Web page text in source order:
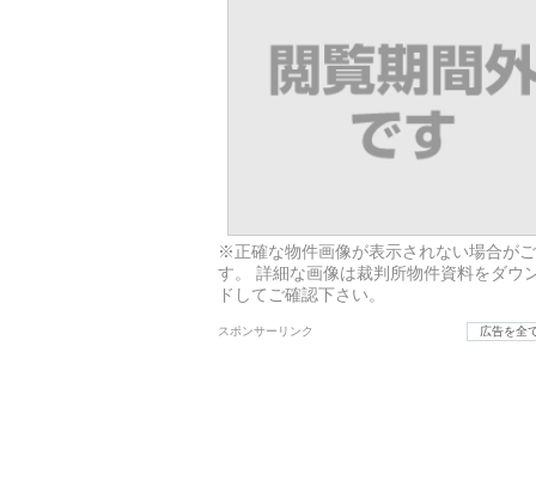
※正確な物件画像が表示されない場合が
す。 詳細な画像は裁判所物件資料をダウ
ドしてご確認下さい。
スポンサーリンク 広告を全